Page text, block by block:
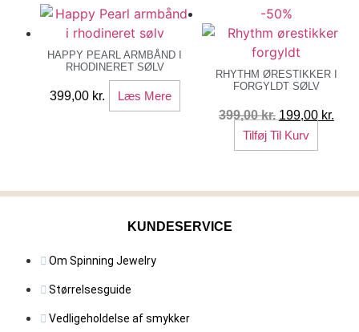
HAPPY PEARL ARMBÅND I
RHODINERET SØLV
399,00 kr. Læs Mere
-50%
RHYTHM ØRESTIKKER I
FORGYLDT SØLV
399,00kr. Den
oprindelige
pris
399,00 kr..
199,00 kr.
Tilføj Til Kurv
KUNDESERVICE
Om Spinning Jewelry
Størrelsesguide
Vedligeholdelse af smykker